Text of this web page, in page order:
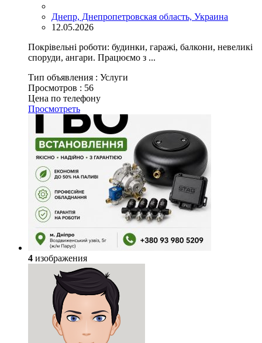
Днепр, Днепропетровская область, Украина
12.05.2026
Покрівельні роботи: будинки, гаражі, балкони, невеликі
споруди, ангари. Працюємо з ...
Тип объявления : Услуги
Просмотров : 56
Цена по телефону
Просмотреть
4 изображения